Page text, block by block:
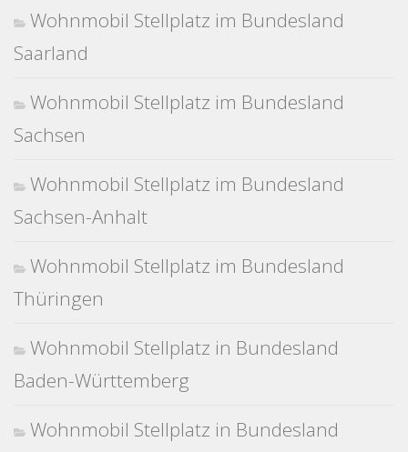
Wohnmobil Stellplatz im Bundesland
Saarland
Wohnmobil Stellplatz im Bundesland
Sachsen
Wohnmobil Stellplatz im Bundesland
Sachsen-Anhalt
Wohnmobil Stellplatz im Bundesland
Thüringen
Wohnmobil Stellplatz in Bundesland
Baden-Württemberg
Wohnmobil Stellplatz in Bundesland